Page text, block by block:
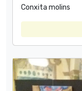
Conxita molins